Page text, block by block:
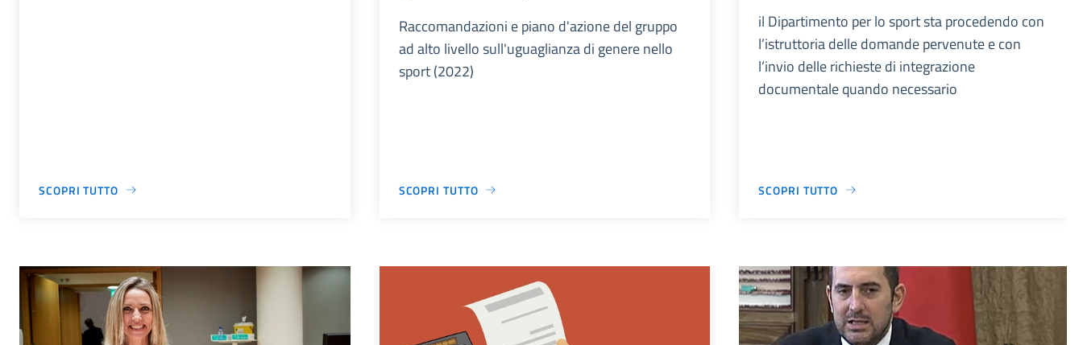
SCOPRI TUTTO
Raccomandazioni e piano d'azione del gruppo
ad alto livello sull'uguaglianza di genere nello
sport (2022)
SCOPRI TUTTO
il Dipartimento per lo sport sta procedendo con
l’istruttoria delle domande pervenute e con
l’invio delle richieste di integrazione
documentale quando necessario
SCOPRI TUTTO